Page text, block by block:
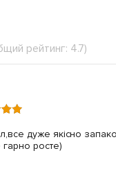
рейтинг: 4.7)
дуже якісно
гарно росте)